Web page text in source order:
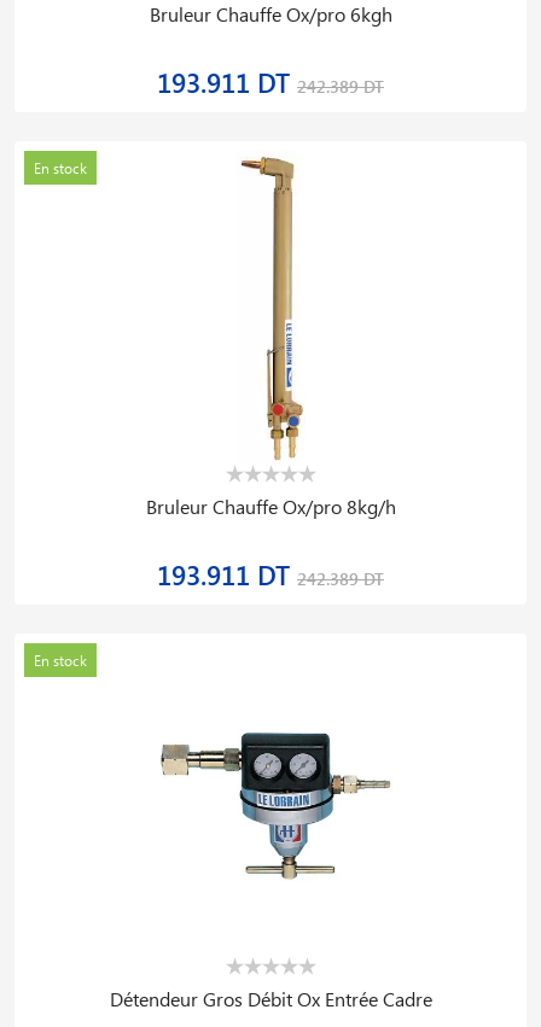
Bruleur Chauffe Ox/pro 6kgh
193.911 DT 242.389 DT
En stock
Bruleur Chauffe Ox/pro 8kg/h
193.911 DT 242.389 DT
En stock
Détendeur Gros Débit Ox Entrée Cadre